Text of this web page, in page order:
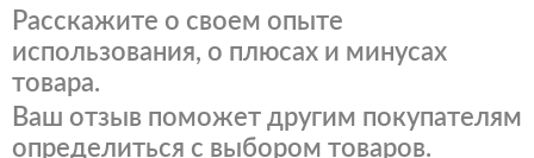
Расскажите о своем опыте
использования, о плюсах и минусах
товара.
Ваш отзыв поможет другим покупателям
определиться с выбором товаров.